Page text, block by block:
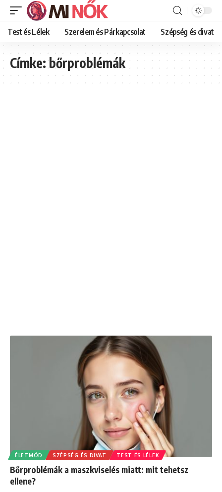
Test és Lélek Szerelem és Párkapcsolat Szépség és divat
Címke:bőrproblémák
ÉLETMÓD SZÉPSÉG ÉS DIVAT TEST ÉS LÉLEK
Bőrproblémák a maszkviselés miatt: mit tehetsz
ellene?